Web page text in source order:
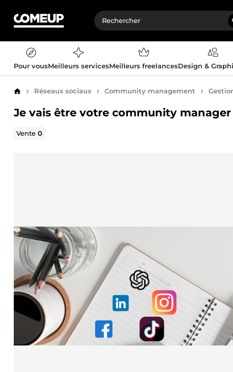
Pour vousMeilleurs servicesMeilleurs freelancesDesign &
AccueilRéseaux sociaux Community management
Je vais être votre community manager
Vente0